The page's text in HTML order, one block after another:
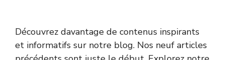
Découvrez davantage de contenus inspirants
et informatifs sur notre blog. Nos neuf articles